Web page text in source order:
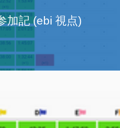
加記 (ebi 視点)